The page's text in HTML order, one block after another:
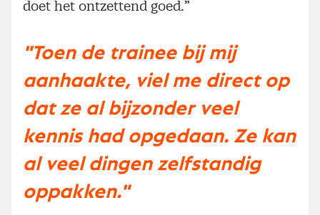
doet het ontzettend goed.”
"Toen de trainee bij mij
aanhaakte, viel me direct op
dat ze al bijzonder veel
kennis had opgedaan. Ze kan
al veel dingen zelfstandig
oppakken."